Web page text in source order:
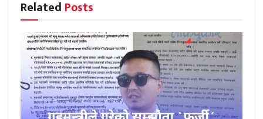
Related Posts